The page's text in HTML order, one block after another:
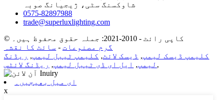
شاوکسنگ سٹی، ژیجیانگ صوبہ
0575-82897988
trade@superluxlighting.com
© کاپی رائٹ - 2010-2021: جملہ حقوق محفوظ ہیں۔
گرم مصنوعات - سائٹ کا نقشہ
کلیمپ ڈیسک لیمپ, ڈیسک لائٹ, کلیمپ ٹیبل لیمپ, ریڈنگ
لیمپ, ایل ای ڈی ٹیبل لیمپ, ریڈنگ لائٹس ,
ای میل بھیجیں۔
x